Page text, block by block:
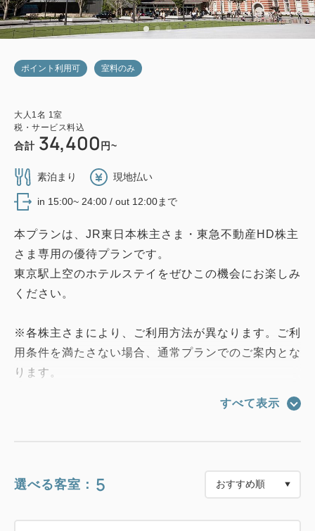
ポイント利用可 室料のみ
大人 1 名 1 室
税・サービス料込
合計 34,400 円~
素泊まり 現地払い
in 15:00~ 24:00 / out 12:00まで
本プランは、JR東日本株主さま・東急不動産HD株主
さま専用の優待プランです。
東京駅上空のホテルステイをぜひこの機会にお楽しみ
ください。
※各株主さまにより、ご利用方法が異なります。ご利
用条件を満たさない場合、通常プランでのご案内とな
ります。
チェックインの際に、「電子版株主サービス券」を必
ずご提示ください。
すべて表示
選べる客室： 5